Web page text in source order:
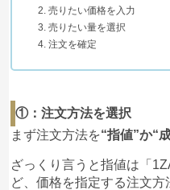
売りたい価格を入力
売りたい量を選択
注文を確定
①：注文方法を選択
まず注文方法を“指値”か“
ざっくり言うと指値は「
ど、価格を指定する注文方